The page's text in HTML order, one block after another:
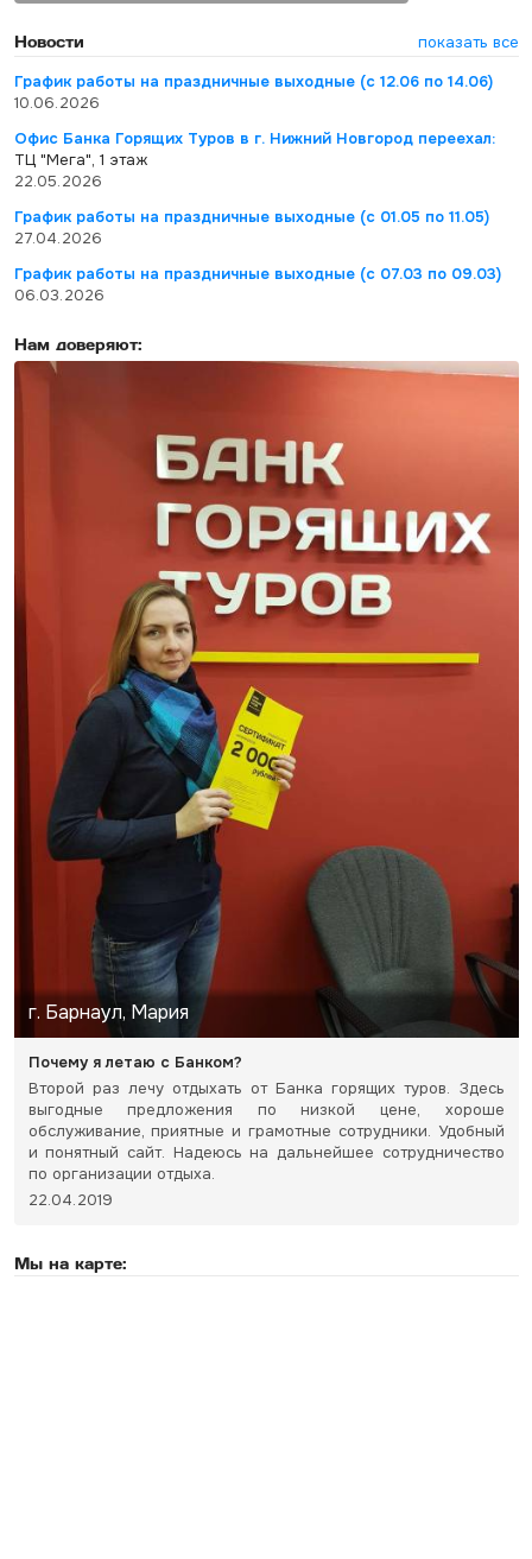
Новости
показать все
График работы на праздничные выходные (с 12.06 по 14.06)
10.06.2026
Офис Банка Горящих Туров в г. Нижний Новгород переехал:
ТЦ "Мега", 1 этаж
22.05.2026
График работы на праздничные выходные (с 01.05 по 11.05)
27.04.2026
График работы на праздничные выходные (с 07.03 по 09.03)
06.03.2026
Нам доверяют:
г. Барнаул, Мария
Почему я летаю с Банком?
Второй раз лечу отдыхать от Банка горящих туров. Здесь
выгодные предложения по низкой цене, хороше
обслуживание, приятные и грамотные сотрудники. Удобный
и понятный сайт. Надеюсь на дальнейшее сотрудничество
по организации отдыха.
22.04.2019
Мы на карте: